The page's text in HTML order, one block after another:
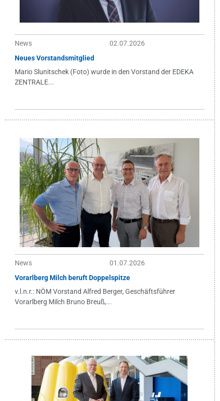
News
02.07.2026
Neues Vorstandsmitglied
Mario Slunitschek (Foto) wurde in den Vorstand der EDEKA
ZENTRALE...
News
01.07.2026
Vorarlberg Milch beruft Doppelspitze
v.l.n.r.: NÖM Vorstand Alfred Berger, Geschäftsführer
Vorarlberg Milch Bruno Breuß,...